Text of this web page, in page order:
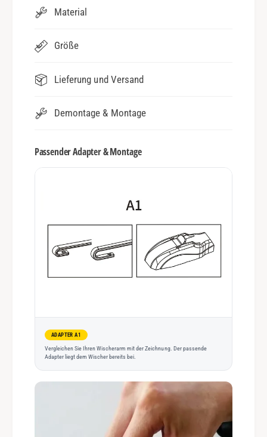
Material
Größe
Lieferung und Versand
Demontage & Montage
Passender Adapter & Montage
ADAPTER A1
Vergleichen Sie Ihren Wischerarm mit der Zeichnung. Der passende
Adapter liegt dem Wischer bereits bei.